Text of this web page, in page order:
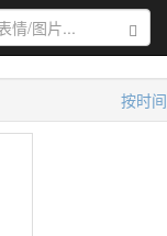
搜索
按时间